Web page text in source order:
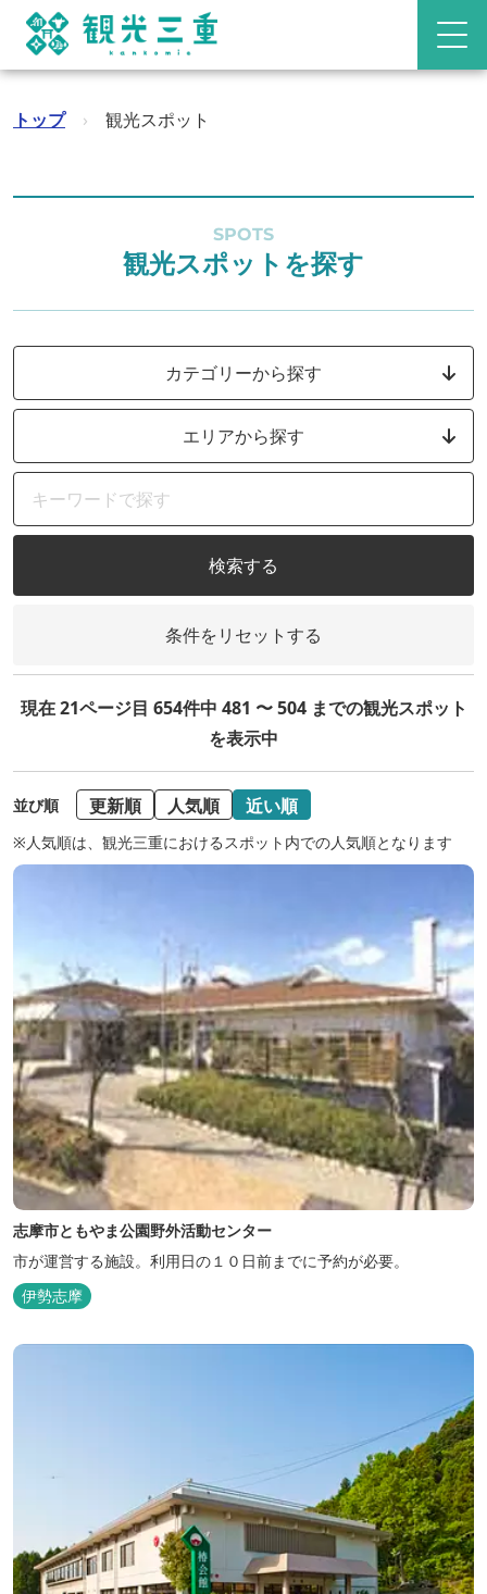
トップ › 観光スポット
SPOTS
観光スポットを探す
カテゴリーから探す
エリアから探す
検索する
条件をリセットする
現在 21ページ目 654件中 481 〜 504 までの観光スポット
を表示中
並び順 更新順 人気順 近い順
※人気順は、観光三重におけるスポット内での人気順となります
志摩市ともやま公園野外活動センター
市が運営する施設。利用日の１０日前までに予約が必要。
伊勢志摩